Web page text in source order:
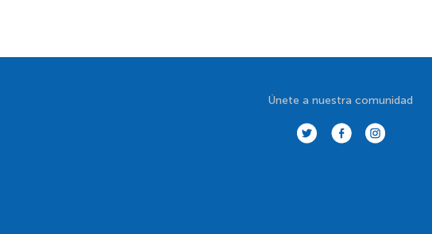
Únete a nuestra comunidad